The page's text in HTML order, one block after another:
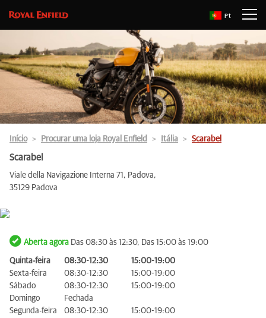
Pt
Início Procurar uma loja Royal Enfield Itália Scarabel
Scarabel
Viale della Navigazione Interna 71, Padova,
35129 Padova
Aberta agora Das 08:30 às 12:30, Das 15:00 às 19:00
Quinta-feira 08:30-12:30
15:00-19:00
Sexta-feira
08:30-12:30
15:00-19:00
Sábado
08:30-12:30
15:00-19:00
Domingo
Fechada
Segunda-feira
08:30-12:30
15:00-19:00